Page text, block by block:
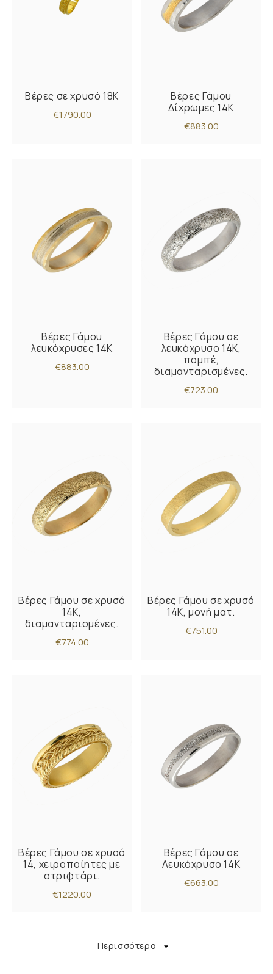
Βέρες σε χρυσό 18Κ
€1790.00
Βέρες Γάμου
Δίχρωμες 14Κ
€883.00
Βέρες Γάμου
λευκόχρυσες 14Κ
€883.00
Βέρες Γάμου σε
λευκόχρυσο 14Κ,
πομπέ,
διαμανταρισμένες.
€723.00
Βέρες Γάμου σε χρυσό
14Κ,
διαμανταρισμένες.
€774.00
Βέρες Γάμου σε χρυσό
14Κ, μονή ματ.
€751.00
Βέρες Γάμου σε χρυσό
14, χειροποίητες με
στριφτάρι.
€1220.00
Βέρες Γάμου σε
Λευκόχρυσο 14K
€663.00
Περισσότερα